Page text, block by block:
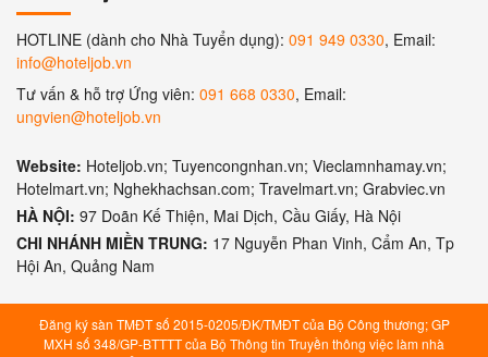
HOTLINE (dành cho Nhà Tuyển dụng): 091 949 0330, Email:
info@hoteljob.vn
Tư vấn & hỗ trợ Ứng viên: 091 668 0330, Email:
ungvien@hoteljob.vn
Website: Hoteljob.vn; Tuyencongnhan.vn; Vieclamnhamay.vn;
Hotelmart.vn; Nghekhachsan.com; Travelmart.vn; Grabviec.vn
HÀ NỘI: 97 Doãn Kế Thiện, Mai Dịch, Cầu Giấy, Hà Nội
CHI NHÁNH MIỀN TRUNG: 17 Nguyễn Phan Vinh, Cẩm An, Tp
Hội An, Quảng Nam
Đăng ký sàn TMĐT số 2015-0205/ĐK/TMĐT của Bộ Công thương; GP
MXH số 348/GP-BTTTT của Bộ Thông tin Truyền thông việc làm nhà